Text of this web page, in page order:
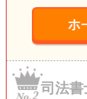
司法